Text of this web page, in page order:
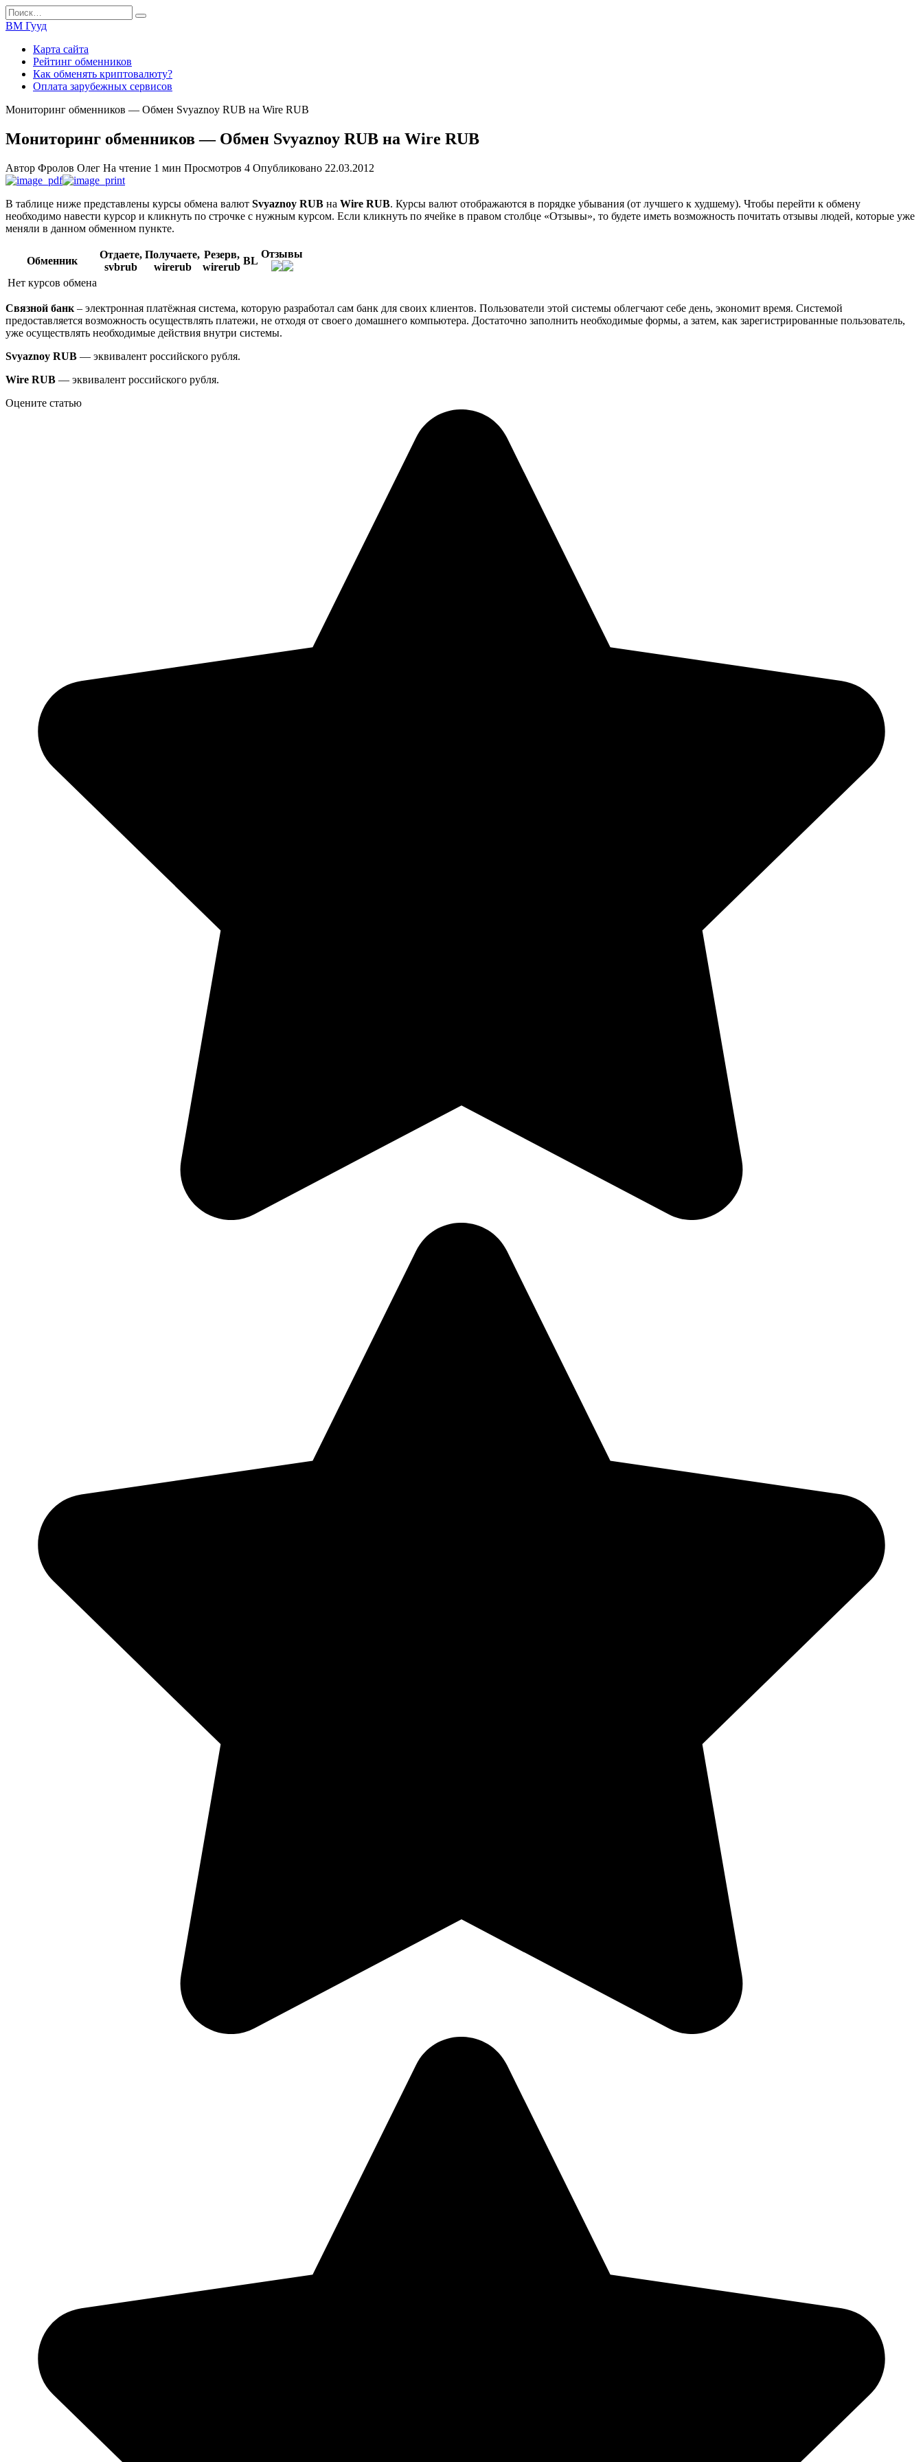
Перейти
к
содержанию
Search
for:
ВМ Гууд
Карта сайта
Рейтинг обменников
Как обменять криптовалюту?
Оплата зарубежных сервисов
Мониторинг обменников — Обмен Svyaznoy RUB на Wire RUB
Мониторинг обменников — Обмен Svyaznoy RUB на Wire RUB
Автор Фролов Олег На чтение 1 мин Просмотров 4 Опубликовано 22.03.2012
В таблице ниже представлены курсы обмена валют Svyaznoy RUB на Wire RUB. Курсы валют отображаются в порядке убывания (от лучшего к худшему). Чтобы перейти к обмену
необходимо навести курсор и кликнуть по строчке с нужным курсом. Если кликнуть по ячейке в правом столбце «Отзывы», то будете иметь возможность почитать отзывы людей, которые уже
меняли в данном обменном пункте.
Обменник
Отдаете,
svbrub
Получаете,
wirerub
Резерв,
wirerub
BL
Отзывы
Нет курсов обмена
Связной банк – электронная платёжная система, которую разработал сам банк для своих клиентов. Пользователи этой системы облегчают себе день, экономит время. Системой
предоставляется возможность осуществлять платежи, не отходя от своего домашнего компьютера. Достаточно заполнить необходимые формы, а затем, как зарегистрированные пользователь,
уже осуществлять необходимые действия внутри системы.
Svyaznoy RUB — эквивалент российского рубля.
Wire RUB — эквивалент российского рубля.
Оцените статью